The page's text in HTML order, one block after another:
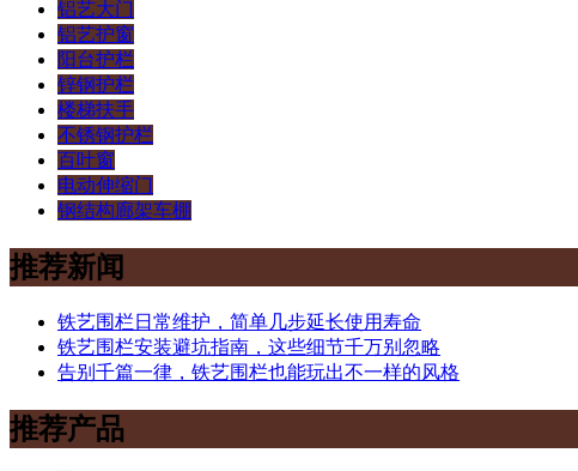
铝艺大门
铝艺护窗
阳台护栏
锌钢护栏
楼梯扶手
不锈钢护栏
百叶窗
电动伸缩门
钢结构廊架车棚
推荐新闻
铁艺围栏日常维护，简单几步延长使用寿命
铁艺围栏安装避坑指南，这些细节千万别忽略
告别千篇一律，铁艺围栏也能玩出不一样的风格
推荐产品